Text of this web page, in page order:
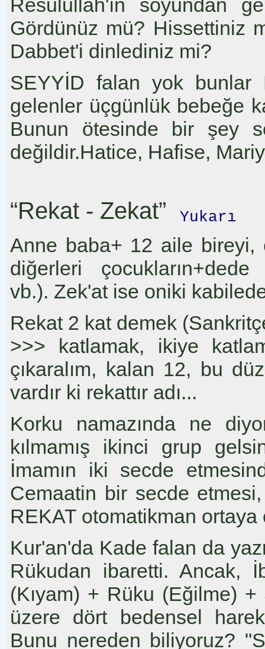
Resulullah'ın soyundan
Gördünüz mü? Hissettiniz
Dabbet'i dinlediniz mi?
SEYYİD falan yok bunlar
gelenler üçgünlük bebeğe
Bunun ötesinde bir şey
değildir.Hatice, Hafise,
“Rekat - Zekat” Yukarı
Anne baba+ 12 aile
diğerleri çocukların+dede
vb.). Zek'at ise oniki
Rekat 2 kat demek
>>> katlamak, ikiye
çıkaralım, kalan 12, bu
vardır ki rekattır adı...
Korku namazında ne
kılmamış ikinci grup
İmamın iki secde
Cemaatin bir secde
REKAT otomatikman ortaya
Kur'an'da Kade falan da
Rükudan ibaretti. Ancak,
(Kıyam) + Rüku (Eğilme)
üzere dört bedensel
Bunu nereden biliyoruz?